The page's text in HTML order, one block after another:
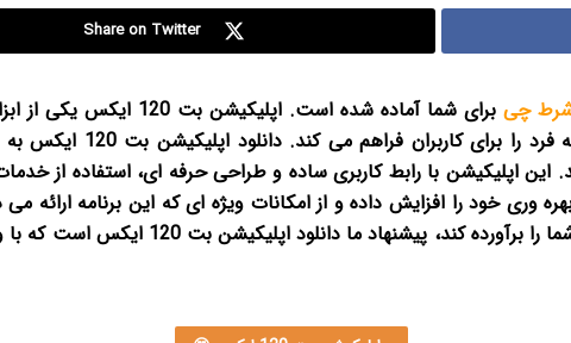
Share on Twitter
چی برای شما آماده شده است.
اپلیکیشن بت 120
ارائه امکانات متنوع و
این اپلیکیشن با رابط کاربری ساده و طراحی حرفه ای، استفاده از
بود تا بهره وری خود را افزایش داده و از امکانات ویژه ای که این برنامه
کاربردی و مطمئن هستید که بتواند نیاز های